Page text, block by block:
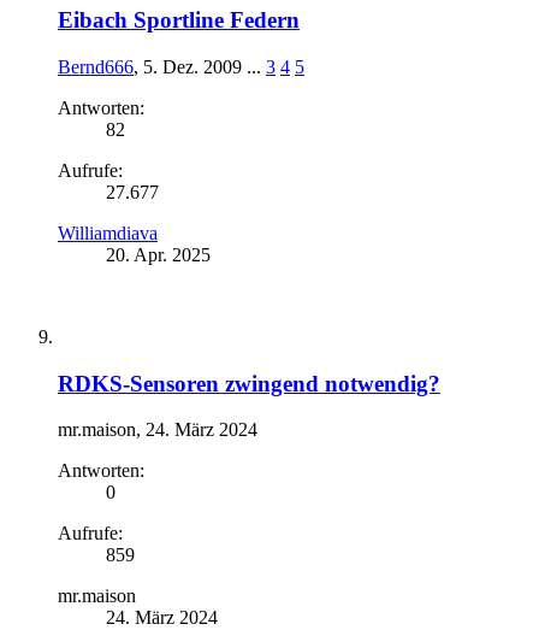
Eibach Sportline Federn
Bernd666, 5. Dez. 2009 ... 3 4 5
Antworten:
82
Aufrufe:
27.677
Williamdiava
20. Apr. 2025
RDKS-Sensoren zwingend notwendig?
mr.maison, 24. März 2024
Antworten:
0
Aufrufe:
859
mr.maison
24. März 2024